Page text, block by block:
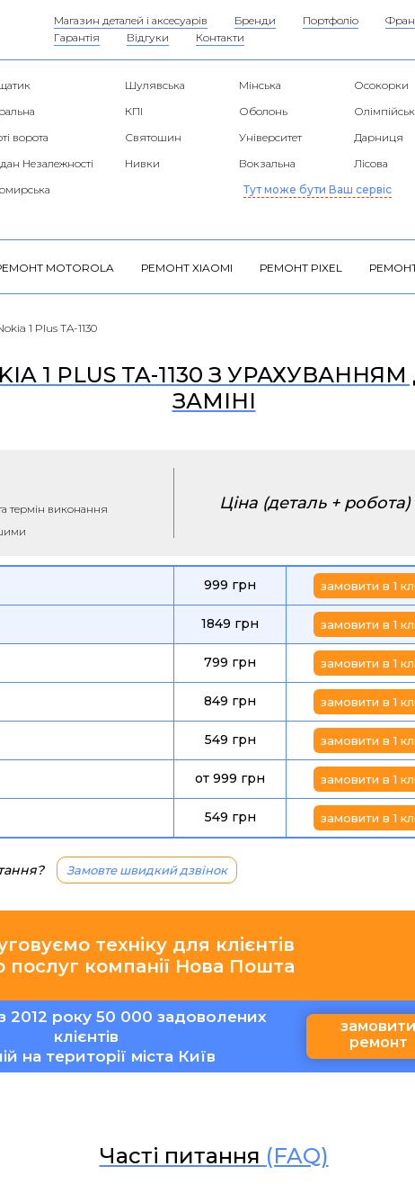
Магазин деталей і аксесуарів Бренди Портфоліо
Гарантія
Відгуки Контакти
Шулявська Мінська
Осокорки
КПІ Оболонь
ворота
Святошин Університет
Дарниця
Незалежності
Нивки Вокзальна
Лісова
Тут може бути Ваш сервіс
MOTOROLA РЕМОНТ XIAOMI РЕМОНТ PIXEL
1 Plus TA-1130
1 PLUS TA-1130 З
ЗАМІНІ
термін виконання
Ціна (деталь + робота)
999 грн замовити в 1
1849 грн замовити в 1
799 грн замовити в 1
849 грн замовити в 1
549 грн замовити в 1
от 999 грн замовити в 1
549 грн замовити в 1
Замовте швидкий дзвінок
техніку для клієнтів
послуг компанії Нова Пошта
2012 року 50 000 задоволених
клієнтів
на території міста Київ
замовити
ремонт
Часті питання (FAQ)